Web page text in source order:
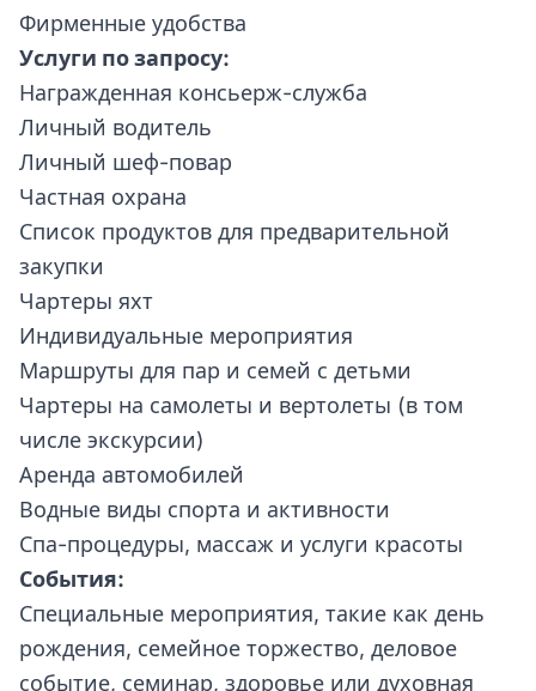
Фирменные удобства
Услуги по запросу:
Награжденная консьерж-служба
Личный водитель
Личный шеф-повар
Частная охрана
Список продуктов для предварительной
закупки
Чартеры яхт
Индивидуальные мероприятия
Маршруты для пар и семей с детьми
Чартеры на самолеты и вертолеты (в том
числе экскурсии)
Аренда автомобилей
Водные виды спорта и активности
Спа-процедуры, массаж и услуги красоты
События:
Специальные мероприятия, такие как день
рождения, семейное торжество, деловое
событие, семинар, здоровье или духовная